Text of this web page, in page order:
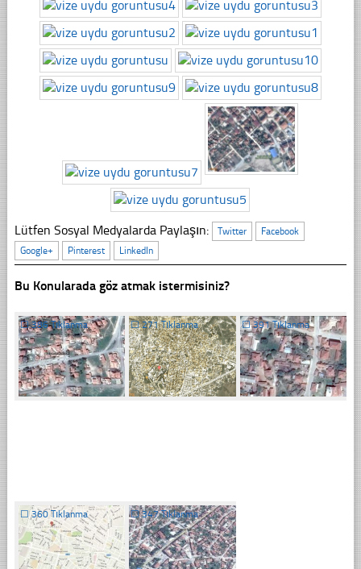
Lütfen Sosyal Medyalarda Paylaşın: Twitter
Facebook
Google+
Pinterest LinkedIn
Bu Konularada göz atmak istermisiniz?
☐386 Tıklanma ☐271 Tıklanma ☐391 Tıklanma
☐360 Tıklanma ☐347 Tıklanma